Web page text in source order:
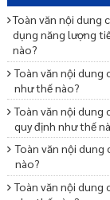
Toàn văn nội dung
dụng năng lượng
nào?
Toàn văn nội dung
như thế nào?
Toàn văn nội dung
quy định như thế
Toàn văn nội dung
nào?
Toàn văn nội dung